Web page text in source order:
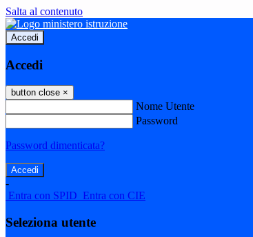
Salta al contenuto
Accedi
Accedi
button close ×
Nome Utente
Password
Password dimenticata?
-
Entra con SPID Entra con CIE
Seleziona utente